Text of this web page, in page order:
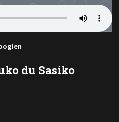
du Sasiko